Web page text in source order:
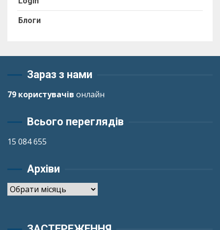
Блоги
Зараз з нами
79 користувачів онлайн
Всього переглядів
15 084 655
Архіви
Архіви